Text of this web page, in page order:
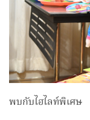
พบกับไฮไลท์พิเศษ